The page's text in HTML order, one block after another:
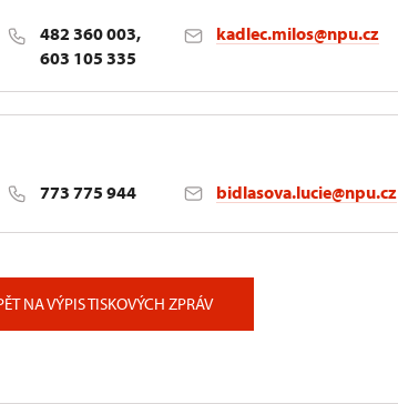
482 360 003,
603 105 335
kadlec.milos@npu.cz
773 775 944 bidlasova.lucie@npu.cz
NA VÝPIS TISKOVÝCH ZPRÁV